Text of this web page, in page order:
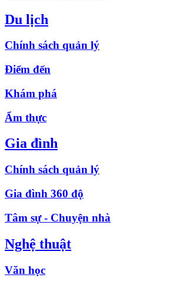
Du lịch
Chính sách quản lý
Điểm đến
Khám phá
Ẩm thực
Gia đình
Chính sách quản lý
Gia đình 360 độ
Tâm sự - Chuyện nhà
Nghệ thuật
Văn học